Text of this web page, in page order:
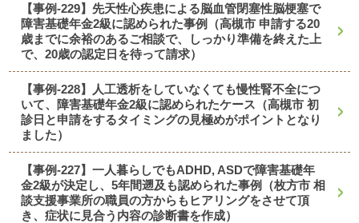
【事例-229】先天性心疾患による脳血管閉塞性脳梗塞で
障害基礎年金2級に認められた事例（高槻市 申請する20
歳までに余裕のあるご相談で、しっかり準備を終えた上
で、20歳の認定日を待って請求）
【事例-228】人工透析をしていなくても慢性腎不全につ
いて、障害基礎年金2級に認められたケース（高槻市 初
診日と申請をするタイミングの見極めがポイントとなり
ました）
【事例-227】一人暮らしでもADHD, ASDで障害基礎年
金2級が決定し、5年間遡及も認められた事例（枚方市 相
談支援事業所の職員の方からもヒアリングをさせて頂
き、症状に見合う内容の診断書を作成）